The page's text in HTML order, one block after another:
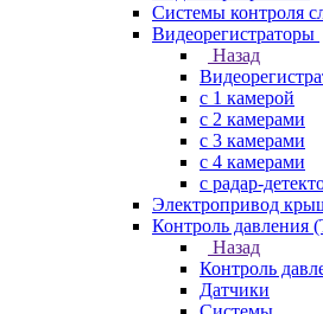
Системы контроля
Видеорегистраторы
Назад
с 1 камерой
с 2 камерами
с 3 камерами
с 4 камерами
с радар-
Электропривод
Контроль давления
Назад
Контроль
Датчики